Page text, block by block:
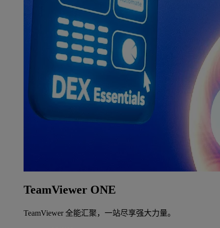
TeamViewer ONE
TeamViewer 全能汇聚，一站尽享强大力量。